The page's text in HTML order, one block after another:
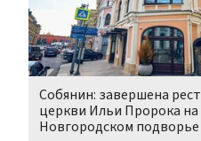
Собянин: завершена
церкви Ильи Пророка на
Новгородском подворье